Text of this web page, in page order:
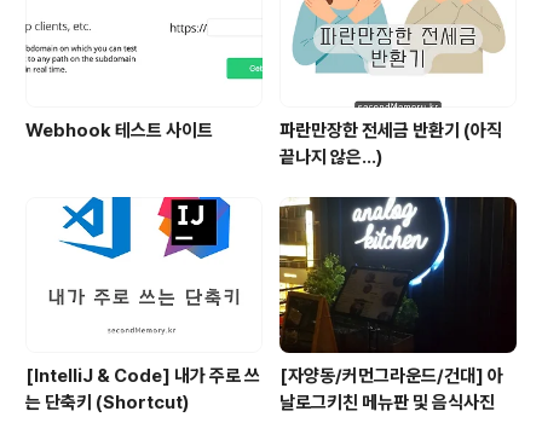
Webhook 테스트 사이트
파란만장한 전세금 반환기 (아직
끝나지 않은...)
[IntelliJ & Code] 내가 주로 쓰
는 단축키 (Shortcut)
[자양동/커먼그라운드/건대] 아
날로그키친 메뉴판 및 음식사진